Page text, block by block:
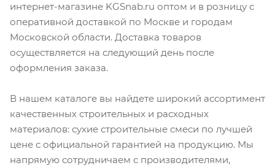
интернет-магазине KGSnab.ru оптом и в розницу с
оперативной доставкой по Москве и городам
Московской области. Доставка товаров
осуществляется на следующий день после
оформления заказа.
В нашем каталоге вы найдете широкий ассортимент
качественных строительных и расходных
материалов: сухие строительные смеси по лучшей
цене с официальной гарантией на продукцию. Мы
напрямую сотрудничаем с производителями,